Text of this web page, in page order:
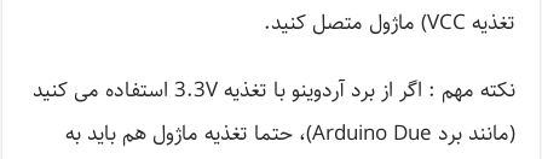
تغذیه VCC) ماژول متصل کنید.
نکته مهم : اگر از برد آردوینو با تغذیه 3.3V استفاده می کنید
(مانند برد Arduino Due)، حتما تغذیه ماژول هم باید به